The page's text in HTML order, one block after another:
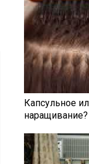
Капсульное